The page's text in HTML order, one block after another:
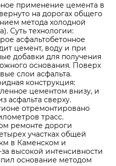
применение цемента в
на дорогах общего
метода холодной
Суть технологии:
асфальтобетонное
цемент, воду и при
добавки для получения
основания. Поверх
слои асфальта.
конструкция:
цементом внизу, и
асфальта сверху.
отремонтировано
трасс.
ремонте дороги
участках общей
в Каменском и
высокой интенсивности
основание методом